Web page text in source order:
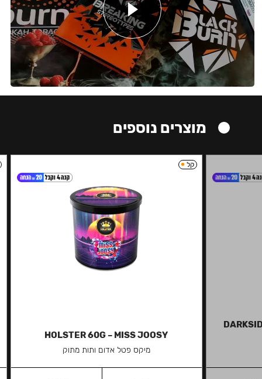
מוצרים נוספים
קל
HOLSTER 60G – MISS JOOSY
מיקס פטל אדום ותות מתוק